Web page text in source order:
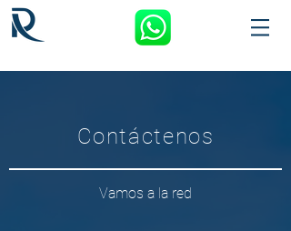
Contáctenos
Vamos a la red